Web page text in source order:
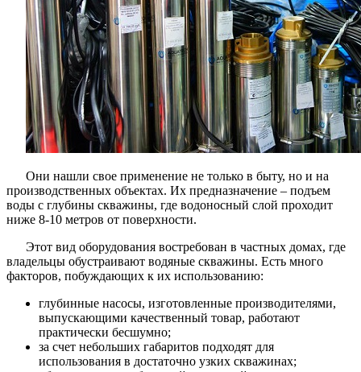
Они нашли свое применение не только в быту, но и на
производственных объектах. Их предназначение – подъем
воды с глубины скважины, где водоносный слой проходит
ниже 8-10 метров от поверхности.
Этот вид оборудования востребован в частных домах, где
владельцы обустраивают водяные скважины. Есть много
факторов, побуждающих к их использованию:
глубинные насосы, изготовленные производителями,
выпускающими качественный товар, работают
практически бесшумно;
за счет небольших габаритов подходят для
использования в достаточно узких скважинах;